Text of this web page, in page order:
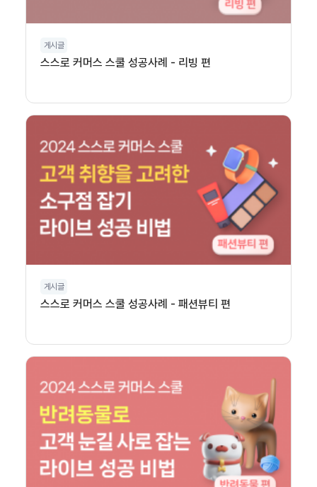
게시글
스스로 커머스 스쿨 성공사례 - 리빙 편
게시글
스스로 커머스 스쿨 성공사례 - 패션뷰티 편